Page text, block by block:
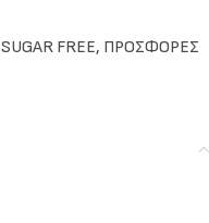
SUGAR FREE, ΠΡΟΣΦΟΡΕΣ